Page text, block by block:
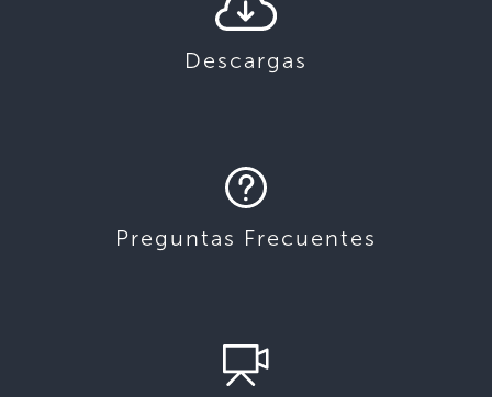
Descargas
Preguntas Frecuentes